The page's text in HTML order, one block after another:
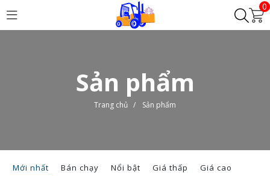
0
Sản phẩm
Trang chủ / Sản phẩm
Mới nhất Bán chạy Nổi bật Giá thấp Giá cao